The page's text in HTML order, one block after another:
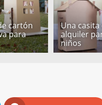
cartón
para
Una casita
alquiler
niños